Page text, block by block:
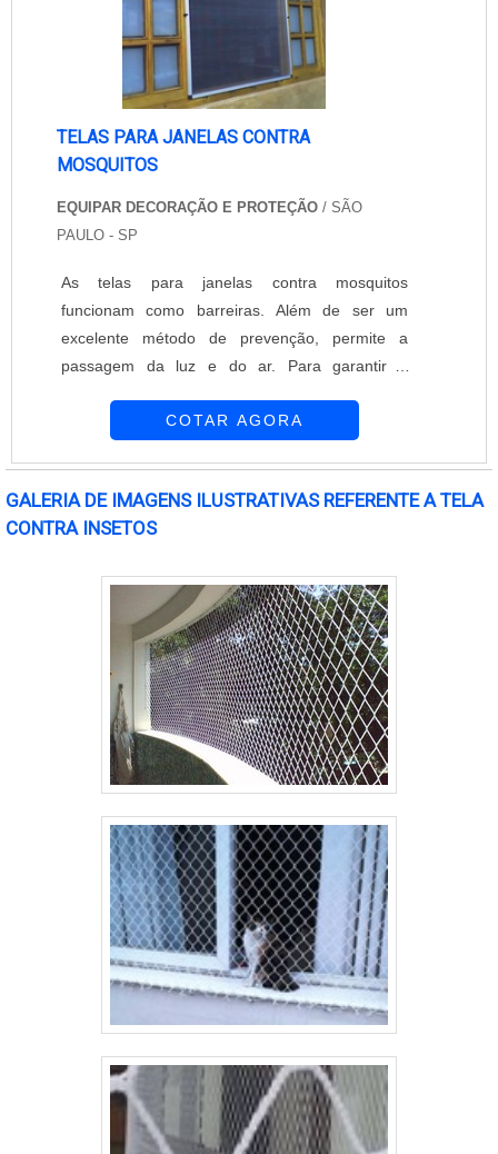
TELAS PARA JANELAS CONTRA
MOSQUITOS
EQUIPAR DECORAÇÃO E PROTEÇÃO / SÃO
PAULO - SP
As telas para janelas contra mosquitos
funcionam como barreiras. Além de ser um
excelente método de prevenção, permite a
passagem da luz e do ar. Para garantir a
instalação das telas em todas as aberturas do
Equipar Decoração e Proteção. A empresa atua
no mercado desde 1997 e oferece opções
COTAR AGORA
GALERIA DE IMAGENS ILUSTRATIVAS REFERENTE A TELA
CONTRA INSETOS